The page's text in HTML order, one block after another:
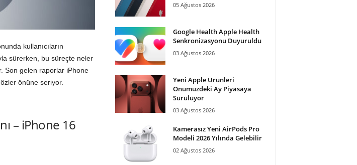
kullanıcıların
sürerken, bu süreçte neler
Son gelen raporlar iPhone
önüne seriyor.
– iPhone 16
05 Ağustos 2026
Google Health Apple Health
Senkronizasyonu Duyuruldu
03 Ağustos 2026
Yeni Apple Ürünleri
Önümüzdeki Ay Piyasaya
Sürülüyor
03 Ağustos 2026
Kamerasız Yeni AirPods Pro
Modeli 2026 Yılında Gelebilir
02 Ağustos 2026